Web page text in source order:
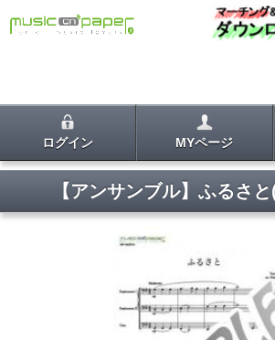
ログイン MYページ
【アンサンブル】ふるさ